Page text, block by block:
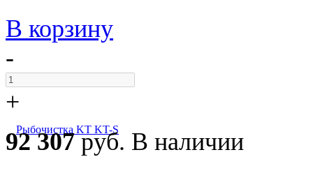
В корзину
-
+
Рыбочистка KT KT-S
92 307руб. В наличии